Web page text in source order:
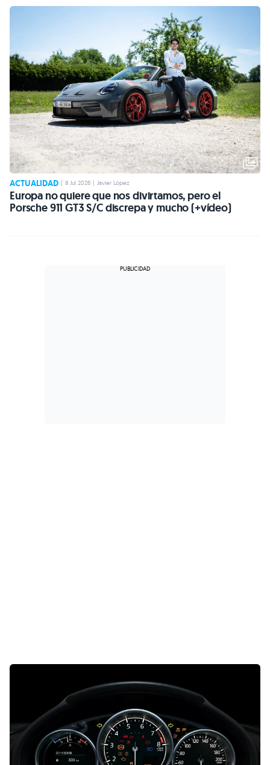
ACTUALIDAD | 8 Jul 2026 | Javier López
Europa no quiere que nos divirtamos, pero el
Porsche 911 GT3 S/C discrepa y mucho (+vídeo)